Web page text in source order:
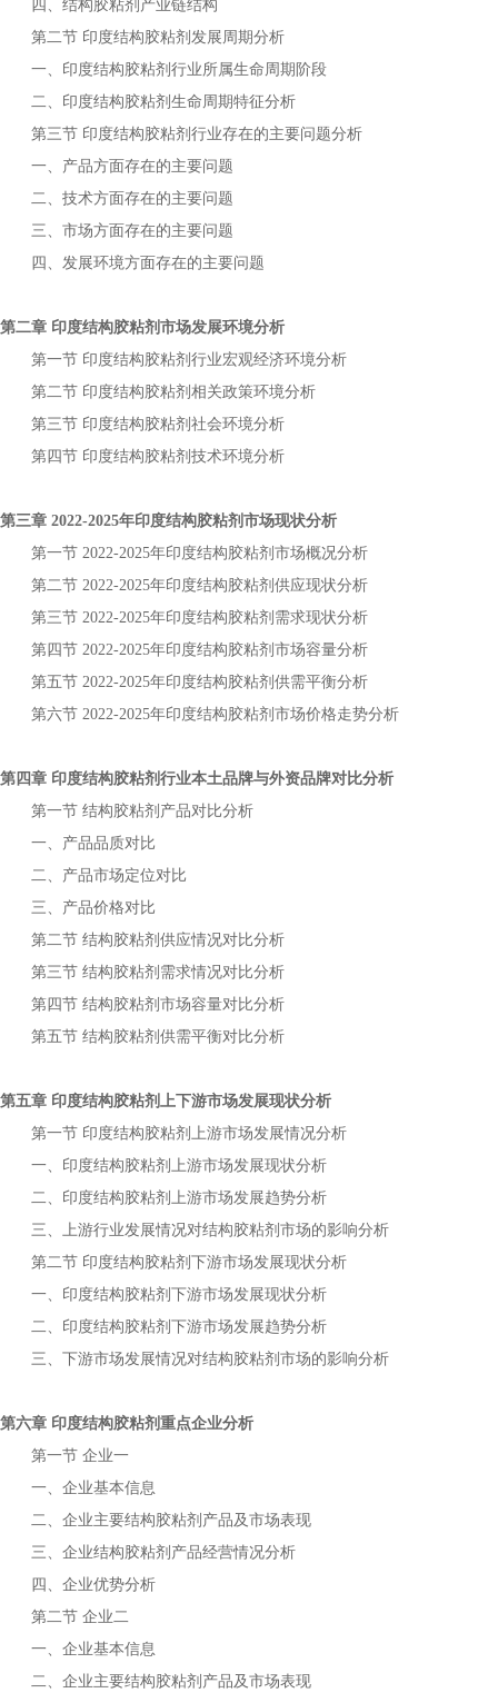
四、 结构胶粘剂 产业链结构
第二节 印度结构胶粘剂 发展周期分析
一、 印度结构胶粘剂 行业所属生命周期阶段
二、 印度结构胶粘剂 生命周期特征分析
第三节 印度结构胶粘剂 行业存在的主要问题分析
一、产品方面存在的主要问题
二、技术方面存在的主要问题
三、市场方面存在的主要问题
四、发展环境方面存在的主要问题
第二章 印度结构胶粘剂 市场发展环境分析
第一节 印度结构胶粘剂 行业宏观经济环境分析
第二节 印度结构胶粘剂 相关政策环境分析
第三节 印度结构胶粘剂 社会环境分析
第四节 印度结构胶粘剂 技术环境分析
第三章 2022-2025年印度结构胶粘剂 市场现状分析
第一节 2022-2025年印度结构胶粘剂 市场概况分析
第二节 2022-2025年印度结构胶粘剂 供应现状分析
第三节 2022-2025年印度结构胶粘剂 需求现状分析
第四节 2022-2025年印度结构胶粘剂 市场容量分析
第五节 2022-2025年印度结构胶粘剂 供需平衡分析
第六节 2022-2025年印度结构胶粘剂 市场价格走势分析
第四章 印度结构胶粘剂 行业本土品牌与外资品牌对比分析
第一节 结构胶粘剂 产品对比分析
一、产品品质对比
二、产品市场定位对比
三、产品价格对比
第二节 结构胶粘剂 供应情况对比分析
第三节 结构胶粘剂 需求情况对比分析
第四节 结构胶粘剂 市场容量对比分析
第五节 结构胶粘剂 供需平衡对比分析
第五章 印度结构胶粘剂
上下游市场发展现状分析
第一节 印度结构胶粘剂
上游市场发展情况分析
一、 印度结构胶粘剂
上游市场发展现状分析
二、 印度结构胶粘剂
上游市场发展趋势分析
三、上游行业发展情况对结构胶粘剂 市场的影响分析
第二节 印度结构胶粘剂 下游市场发展现状分析
一、 印度结构胶粘剂 下游市场发展现状分析
二、 印度结构胶粘剂 下游市场发展趋势分析
三、下游市场发展情况对结构胶粘剂 市场的影响分析
第六章 印度结构胶粘剂 重点企业分析
第一节 企业一
一、企业基本信息
二、企业主要结构胶粘剂 产品及市场表现
三、企业结构胶粘剂 产品经营情况分析
四、企业优势分析
第二节 企业二
一、企业基本信息
二、企业主要结构胶粘剂 产品及市场表现